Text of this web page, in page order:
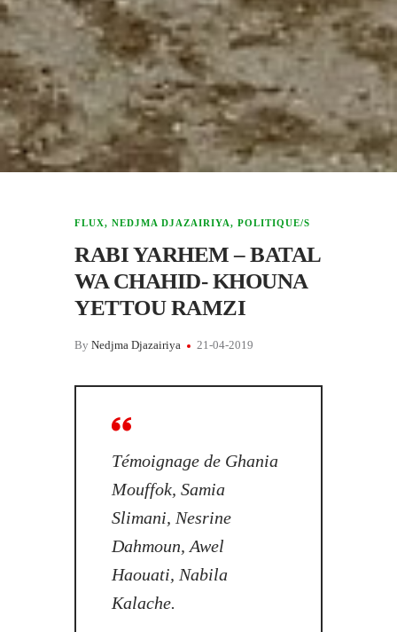
FLUX, NEDJMA DJAZAIRIYA, POLITIQUE/S
RABI YARHEM – BATAL
WA CHAHID- KHOUNA
YETTOU RAMZI
By Nedjma Djazairiya 21-04-2019
Témoignage de Ghania
Mouffok, Samia
Slimani, Nesrine
Dahmoun, Awel
Haouati, Nabila
Kalache.